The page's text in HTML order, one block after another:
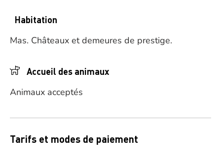
Habitation
Mas. Châteaux et demeures de prestige.
Accueil des animaux
Animaux acceptés
Tarifs et modes de paiement